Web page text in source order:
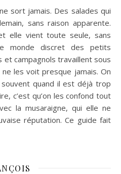
sans raison apparente.
elle vient toute seule, sans
monde discret des petits
campagnols travaillent sous
les voit presque jamais. On
quand il est déjà trop
c’est qu’on les confond tout
la musaraigne, qui elle ne
réputation. Ce guide fait